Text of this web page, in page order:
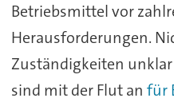
Betriebsmittel vor
Herausforderungen.
Zuständigkeiten
sind mit der Flut an für